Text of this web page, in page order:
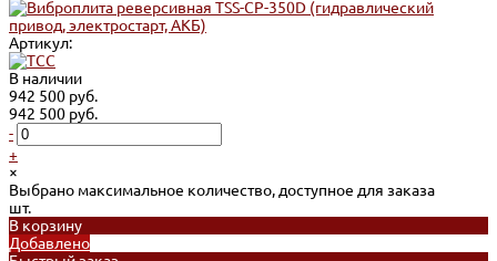
Артикул:
В наличии
942 500 руб.
942 500 руб.
-
+
×
Выбрано максимальное количество, доступное для заказа
шт.
В корзину
Добавлено